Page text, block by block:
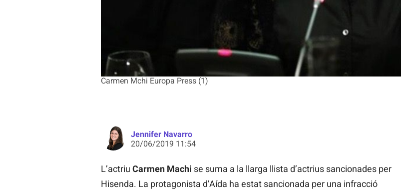
Carmen Mchi Europa Press (1)
Jennifer Navarro
20/06/2019 11:54
L’actriu Carmen Machi se suma a la llarga llista d’actrius sancionades per
Hisenda. La protagonista d’Aída ha estat sancionada per una infracció